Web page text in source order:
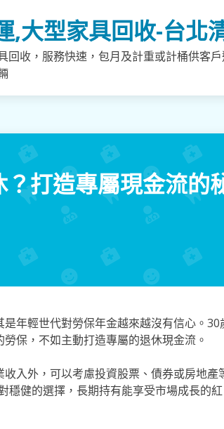
,大型家具回收-台北
回收，服務快速，包月及計重或計桶供客
打造專屬現金流的
年輕世代對勞保年金越來越沒有信心。30
保，不如主動打造專屬的退休現金流。
入外，可以考慮投資股票、債券或房地產
穩健的選擇，長期持有能享受市場成長的紅